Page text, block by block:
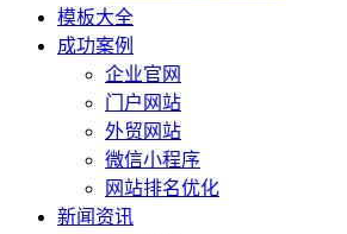
模板大全
成功案例
企业官网
门户网站
外贸网站
微信小程序
网站排名优化
新闻资讯